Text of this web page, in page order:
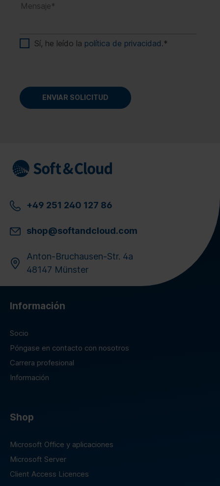
Sí, he leído la política de privacidad.*
+49 251 240 127 86
shop@softandcloud.com
Anton-Bruchausen-Str. 4a
48147 Münster
Información
Socio
Póngase en contacto con nosotros
Carrera profesional
Información
Shop
Microsoft Office y aplicaciones
Microsoft Server
Client Access Licences